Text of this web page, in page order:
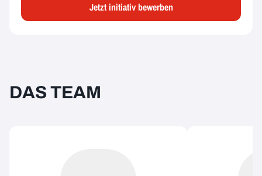
Jetzt initiativ bewerben
DAS TEAM